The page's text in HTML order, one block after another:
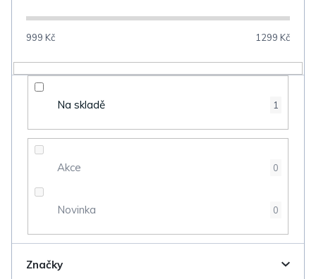
o
999 Kč 1299 Kč
Na skladě 1
Akce 0
Novinka 0
Značky